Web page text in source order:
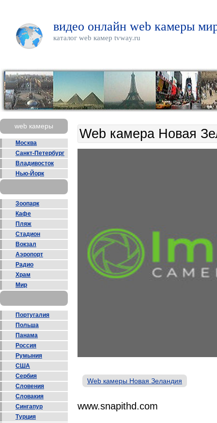
видео онлайн web камеры
каталог web камер tvway.ru
web камеры
Москва
Санкт-Петербург
Владивосток
Нью-Йорк
Зоопарк
Кафе
Пляж
Стадион
Вокзал
Аэропорт
Радио
Храм
Мир
Португалия
Польша
Панама
Россия
Румыния
США
Сербия
Словения
Словакия
Сингапур
Турция
Web камера Новая
Web камеры Новая Зеландия
www.snapithd.com